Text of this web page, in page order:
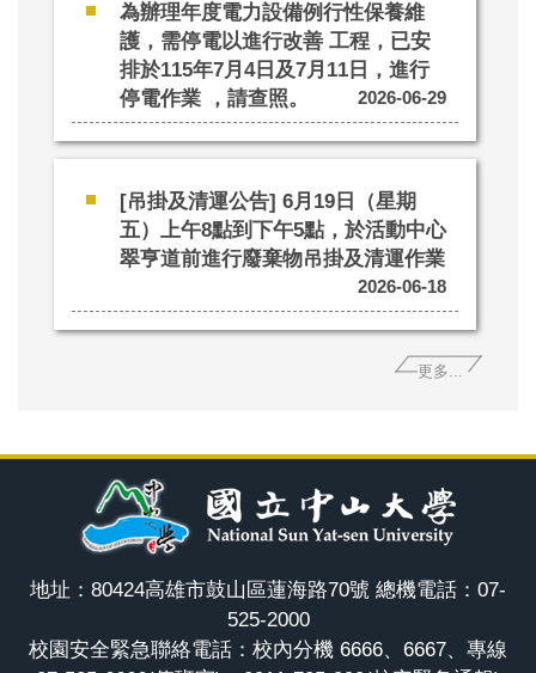
為辦理年度電力設備例行性保養維
護，需停電以進行改善 工程，已安
排於115年7月4日及7月11日，進行
停電作業 ，請查照。
2026-06-29
[吊掛及清運公告] 6月19日（星期
五）上午8點到下午5點，於活動中心
翠亨道前進行廢棄物吊掛及清運作業
2026-06-18
更多...
地址：80424高雄市鼓山區蓮海路70號 總機電話：07-
525-2000
校園安全緊急聯絡電話：校內分機 6666、6667、專線